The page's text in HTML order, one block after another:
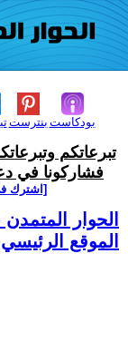
بنترست بودكاست
تبرعاتكم
فشاركونا في
[اشترك
الحوار
الموقع الرئيسي